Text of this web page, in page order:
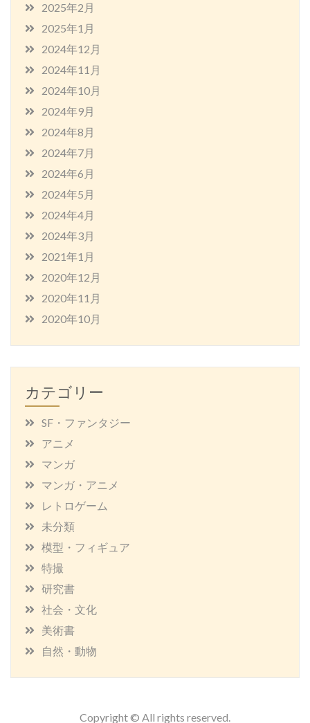
2025年2月
2025年1月
2024年12月
2024年11月
2024年10月
2024年9月
2024年8月
2024年7月
2024年6月
2024年5月
2024年4月
2024年3月
2021年1月
2020年12月
2020年11月
2020年10月
カテゴリー
SF・ファンタジー
アニメ
マンガ
マンガ・アニメ
レトロゲーム
未分類
模型・フィギュア
特撮
研究書
社会・文化
美術書
自然・動物
Copyright © All rights reserved.